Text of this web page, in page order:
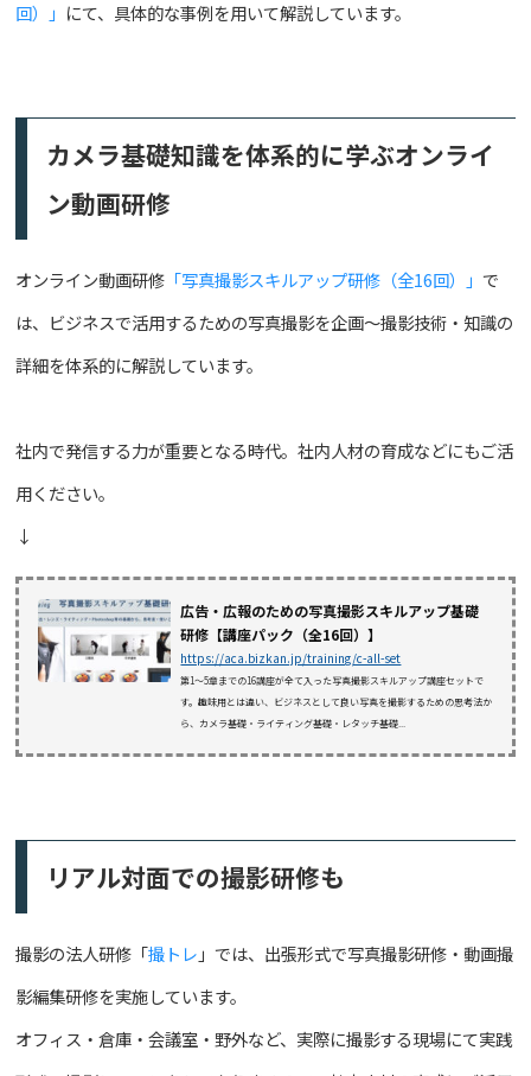
回）」 にて、具体的な事例を用いて解説しています。
カメラ基礎知識を体系的に学ぶオンライ
ン動画研修
オンライン動画研修 「写真撮影スキルアップ研修（全16回）」で
は、ビジネスで活用するための写真撮影を企画〜撮影技術・知識の
詳細を体系的に解説しています。
社内で発信する力が重要となる時代。社内人材の育成などにもご活
用ください。
↓
広告・広報のための写真撮影スキルアップ基礎
研修【講座パック（全16回）】
https://aca.bizkan.jp/training/c-all-set
第1〜5章までの16講座が全て入った写真撮影スキルアップ講座セットで
す。趣味用とは違い、ビジネスとして良い写真を撮影するための思考法か
ら、カメラ基礎・ライティング基礎・レタッチ基礎...
リアル対面での撮影研修も
撮影の法人研修「撮トレ 」では、出張形式で写真撮影研修・動画撮
影編集研修を実施しています。
オフィス・倉庫・会議室・野外など、実際に撮影する現場にて実践